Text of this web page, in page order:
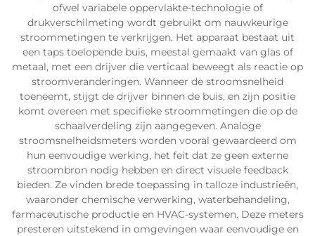
ofwel variabele oppervlakte-technologie of
drukverschilmeting wordt gebruikt om nauwkeurige
stroommetingen te verkrijgen. Het apparaat bestaat uit
een taps toelopende buis, meestal gemaakt van glas of
metaal, met een drijver die verticaal beweegt als reactie op
stroomveranderingen. Wanneer de stroomsnelheid
toeneemt, stijgt de drijver binnen de buis, en zijn positie
komt overeen met specifieke stroommetingen die op de
schaalverdeling zijn aangegeven. Analoge
stroomsnelheidsmeters worden vooral gewaardeerd om
hun eenvoudige werking, het feit dat ze geen externe
stroombron nodig hebben en direct visuele feedback
bieden. Ze vinden brede toepassing in talloze industrieën,
waaronder chemische verwerking, waterbehandeling,
farmaceutische productie en HVAC-systemen. Deze meters
presteren uitstekend in omgevingen waar eenvoudige en